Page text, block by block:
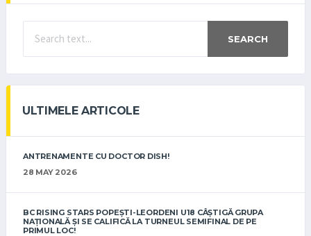
SEARCH
ULTIMELE ARTICOLE
ANTRENAMENTE CU DOCTOR DISH!
28 MAY 2026
BC RISING STARS POPEȘTI-LEORDENI U18 CÂȘTIGĂ GRUPA
NAȚIONALĂ ȘI SE CALIFICĂ LA TURNEUL SEMIFINAL DE PE
PRIMUL LOC!